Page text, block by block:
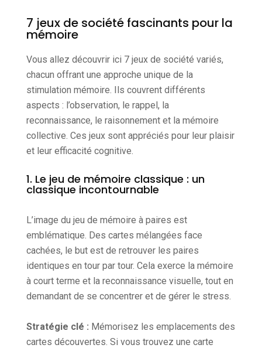
7 jeux de société fascinants pour la
mémoire
Vous allez découvrir ici 7 jeux de société variés,
chacun offrant une approche unique de la
stimulation mémoire. Ils couvrent différents
aspects : l’observation, le rappel, la
reconnaissance, le raisonnement et la mémoire
collective. Ces jeux sont appréciés pour leur plaisir
et leur efficacité cognitive.
1. Le jeu de mémoire classique : un
classique incontournable
L’image du jeu de mémoire à paires est
emblématique. Des cartes mélangées face
cachées, le but est de retrouver les paires
identiques en tour par tour. Cela exerce la mémoire
à court terme et la reconnaissance visuelle, tout en
demandant de se concentrer et de gérer le stress.
Stratégie clé : Mémorisez les emplacements des
cartes découvertes. Si vous trouvez une carte